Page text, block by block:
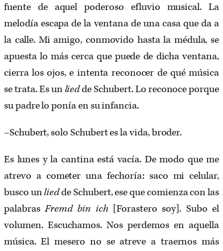
fuente de aquel poderoso efluvio musical. La
melodía escapa de la ventana de una casa que da a
la calle. Mi amigo, conmovido hasta la médula, se
apuesta lo más cerca que puede de dicha ventana,
cierra los ojos, e intenta reconocer de qué música
se trata. Es unliedde Schubert. Lo reconoce porque
su padre lo ponía en su infancia.
–Schubert, solo Schubert es la vida, broder.
Es lunes y la cantina está vacía. De modo que me
atrevo a cometer una fechoría: saco mi celular,
busco unliedde Schubert, ese que comienza con las
palabrasFremd bin ich[Forastero soy]. Subo el
volumen. Escuchamos. Nos perdemos en aquella
música. El mesero no se atreve a traernos más